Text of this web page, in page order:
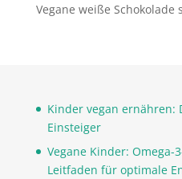
Vegane weiße Schokolade
Kinder vegan ernähren:
Einsteiger
Vegane Kinder: Omega-
Leitfaden für optimale